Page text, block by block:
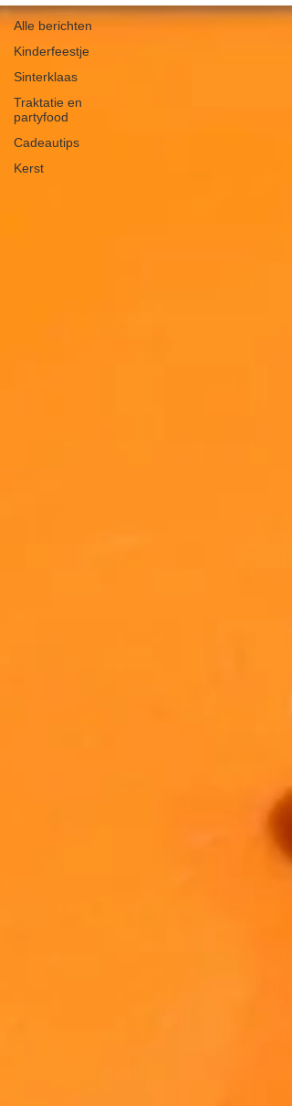
Alle berichten
Kinderfeestje
Sinterklaas
Traktatie en
partyfood
Cadeautips
Kerst